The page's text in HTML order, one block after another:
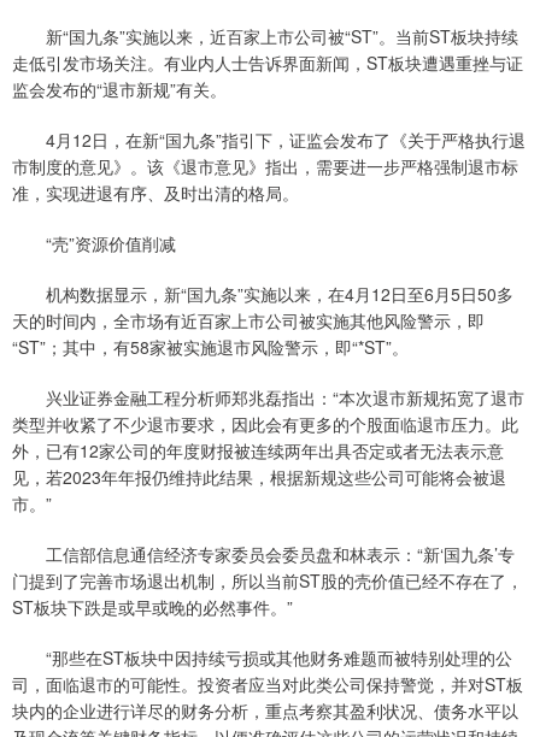
新“国九条”实施以来，近百家上市公司被“ST”。当前ST板块持续
走低引发市场关注。有业内人士告诉界面新闻，ST板块遭遇重挫与证
监会发布的“退市新规”有关。
4月12日，在新“国九条”指引下，证监会发布了《关于严格执行退
市制度的意见》。该《退市意见》指出，需要进一步严格强制退市标
准，实现进退有序、及时出清的格局。
“壳”资源价值削减
机构数据显示，新“国九条”实施以来，在4月12日至6月5日50多
天的时间内，全市场有近百家上市公司被实施其他风险警示，即
“ST”；其中，有58家被实施退市风险警示，即“*ST”。
兴业证券金融工程分析师郑兆磊指出：“本次退市新规拓宽了退市
类型并收紧了不少退市要求，因此会有更多的个股面临退市压力。此
外，已有12家公司的年度财报被连续两年出具否定或者无法表示意
见，若2023年年报仍维持此结果，根据新规这些公司可能将会被退
市。”
工信部信息通信经济专家委员会委员盘和林表示：“新‘国九条’专
门提到了完善市场退出机制，所以当前ST股的壳价值已经不存在了，
ST板块下跌是或早或晚的必然事件。”
“那些在ST板块中因持续亏损或其他财务难题而被特别处理的公
司，面临退市的可能性。投资者应当对此类公司保持警觉，并对ST板
块内的企业进行详尽的财务分析，重点考察其盈利状况、债务水平以